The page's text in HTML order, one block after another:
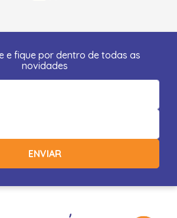
e fique por dentro de todas as
novidades
ENVIAR